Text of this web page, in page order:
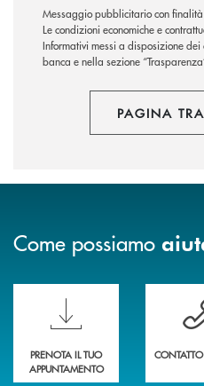
Messaggio pubblicitario con
Le condizioni economiche e
Informativi messi a disposizione
banca e nella sezione
PAGINA
Come possiamo
Scopri le funzionalità della nuova
PRENOTA IL TUO
APPUNTAMENTO
Hai